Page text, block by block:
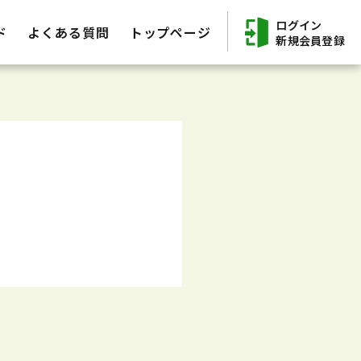
よくある質問 トップページ
ログイン
新規会員登録